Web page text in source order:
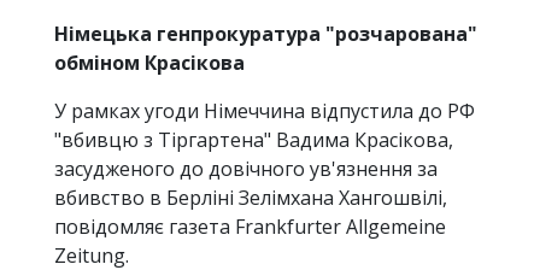
Німецька генпрокуратура "розчарована"
обміном Красікова
У рамках угоди Німеччина відпустила до РФ
"вбивцю з Тіргартена" Вадима Красікова,
засудженого до довічного ув'язнення за
вбивство в Берліні Зелімхана Хангошвілі,
повідомляє газета Frankfurter Allgemeine
Zeitung.